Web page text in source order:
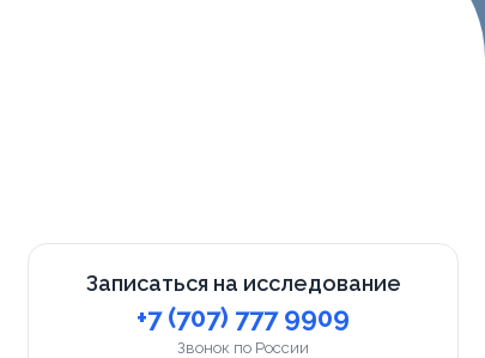
Записаться на исследование
+7 (707) 777 9909
Звонок по России